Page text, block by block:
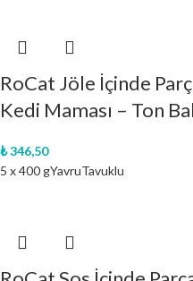
RoCat Jöle İçinde
Kedi Maması – Ton
₺346,50
5 x 400 gYavruTavuklu